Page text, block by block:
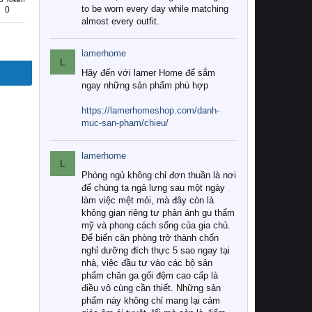
0
to be worn every day while matching
almost every outfit.
L
lamerhome
Hãy đến với lamer Home để sắm
ngay những sản phẩm phù hợp
https://lamerhomeshop.com/danh-
muc-san-pham/chieu/
L
lamerhome
Phòng ngủ không chỉ đơn thuần là nơi
để chúng ta ngả lưng sau một ngày
làm việc mệt mỏi, mà đây còn là
không gian riêng tư phản ánh gu thẩm
mỹ và phong cách sống của gia chủ.
Để biến căn phòng trở thành chốn
nghỉ dưỡng đích thực 5 sao ngay tại
nhà, việc đầu tư vào các bộ sản
phẩm chăn ga gối đệm cao cấp là
điều vô cùng cần thiết. Những sản
phẩm này không chỉ mang lại cảm